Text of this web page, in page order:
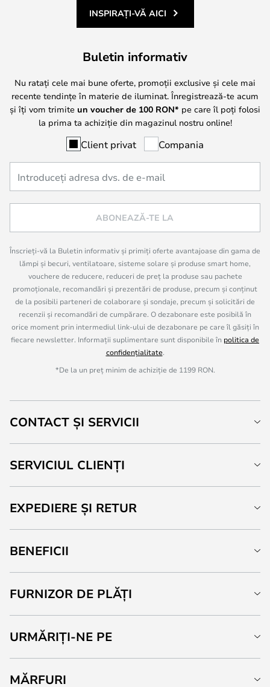
INSPIRAȚI-VĂ AICI
Buletin informativ
Nu ratați cele mai bune oferte, promoții exclusive și cele mai
recente tendințe în materie de iluminat. Înregistrează-te acum
și îți vom trimite un voucher de 100 RON* pe care îl poți folosi
la prima ta achiziție din magazinul nostru online!
Client privat Compania
ABONEAZĂ-TE LA
Înscrieți-vă la Buletin informativ și primiți oferte avantajoase din gama de
lămpi și becuri, ventilatoare, sisteme solare și produse smart home,
vouchere de reducere, reduceri de preț la produse sau pachete
promoționale, recomandări și prezentări de produse, precum și conținut
de la posibili parteneri de colaborare și sondaje, precum și solicitări de
recenzii și recomandări de cumpărare. O dezabonare este posibilă în
orice moment prin intermediul link-ului de dezabonare pe care îl găsiți în
fiecare newsletter. Informații suplimentare sunt disponibile în politica de
confidențialitate.
*De la un preț minim de achiziție de 1199 RON.
CONTACT ȘI SERVICII
SERVICIUL CLIENȚI
EXPEDIERE ȘI RETUR
BENEFICII
FURNIZOR DE PLĂȚI
URMĂRIȚI-NE PE
MĂRFURI